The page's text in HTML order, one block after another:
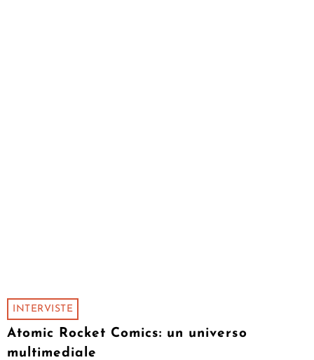
INTERVISTE
Atomic Rocket Comics: un universo
multimediale